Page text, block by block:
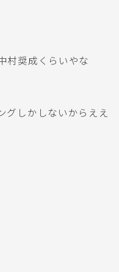
村奨成くらいやな
グしかしないからええ